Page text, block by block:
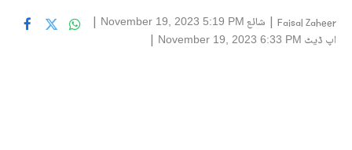
Faisal Zaheer
| شائع November 19, 2023 5:19 PM
|
اپ ڈیٹ November 19, 2023 6:33 PM
|